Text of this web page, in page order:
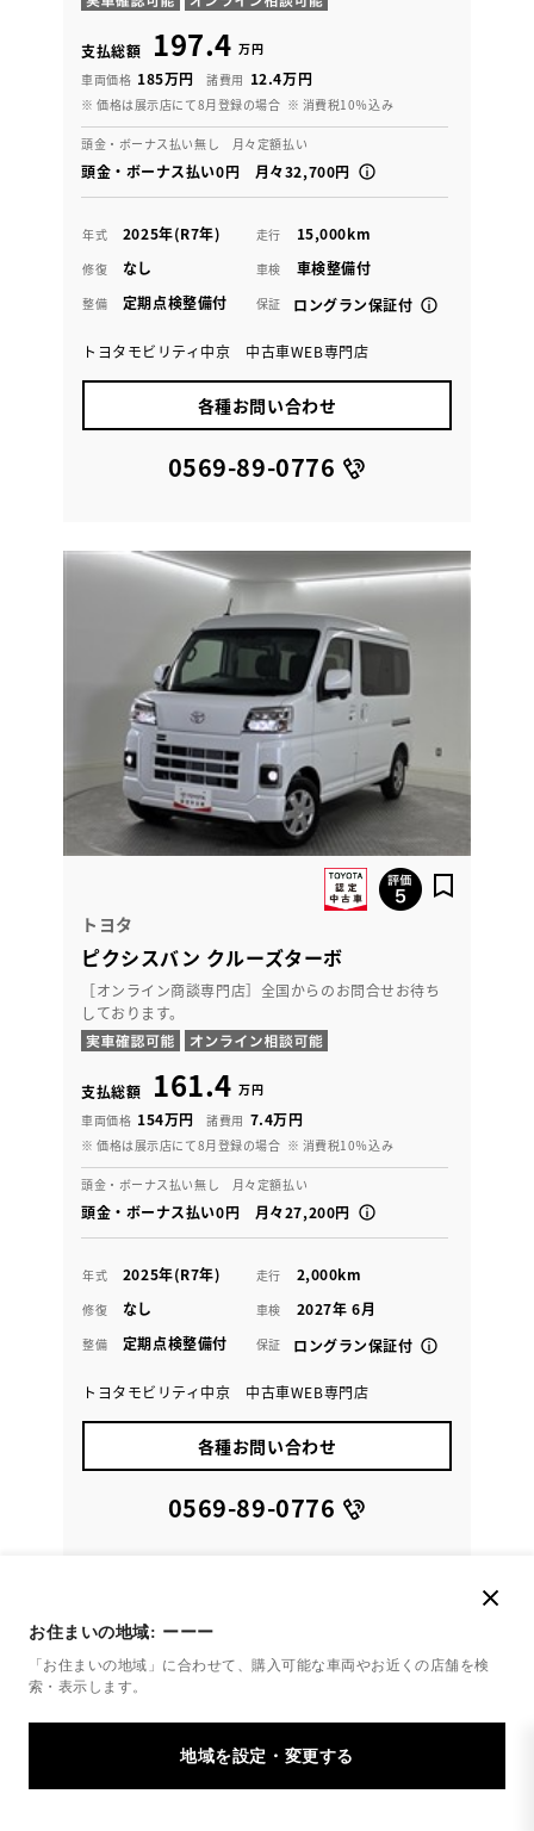
お住まいの地域: ーーー
「お住まいの地域」に合わせて、購入可能な車両やお近くの店舗を検
索・表示します。
支払総額 197.4 万円
車両価格 185万円 諸費用 12.4万円
※ 価格は展示店にて8月登録の場合 ※ 消費税10％込み
頭金・ボーナス払い無し 月々定額払い
頭金・ボーナス払い0円 月々32,700円
年式 2025年(R7年) 走行 15,000km
修復 なし 車検 車検整備付
整備 定期点検整備付 保証 ロングラン保証付
トヨタモビリティ中京 中古車WEB専門店
各種お問い合わせ
0569-89-0776
トヨタ
ピクシスバン クルーズターボ
［オンライン商談専門店］全国からのお問合せお待ち
しております。
支払総額 161.4 万円
車両価格 154万円 諸費用 7.4万円
※ 価格は展示店にて8月登録の場合 ※ 消費税10％込み
頭金・ボーナス払い無し 月々定額払い
頭金・ボーナス払い0円 月々27,200円
年式 2025年(R7年) 走行 2,000km
修復 なし 車検 2027年 6月
整備 定期点検整備付 保証 ロングラン保証付
トヨタモビリティ中京 中古車WEB専門店
各種お問い合わせ
0569-89-0776